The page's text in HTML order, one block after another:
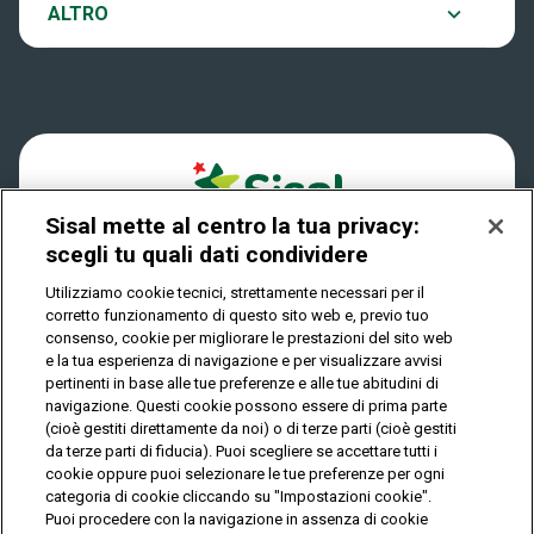
Play Your Date
Dove si gioca
Quanto si vince
Come riscuotere
ALTRO
Notifiche
Privacy
IL GIOCO È VIETATO AI MINORI E PUÒ CAUSARE
DIPENDENZA PATOLOGICA
© Copyright Sisal Italia S.p.A. - P.I. 02433760135
Privacy Cookies
Mappa
del
sito
Sisal mette al centro la tua privacy:
scegli tu quali dati condividere
Utilizziamo cookie tecnici, strettamente necessari per il
corretto funzionamento di questo sito web e, previo tuo
consenso, cookie per migliorare le prestazioni del sito web
e la tua esperienza di navigazione e per visualizzare avvisi
pertinenti in base alle tue preferenze e alle tue abitudini di
navigazione. Questi cookie possono essere di prima parte
(cioè gestiti direttamente da noi) o di terze parti (cioè gestiti
da terze parti di fiducia). Puoi scegliere se accettare tutti i
cookie oppure puoi selezionare le tue preferenze per ogni
categoria di cookie cliccando su "Impostazioni cookie".
Puoi procedere con la navigazione in assenza di cookie